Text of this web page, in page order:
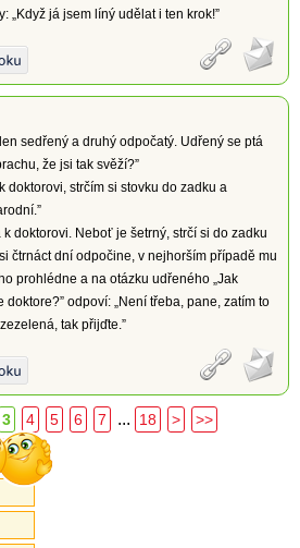
„Když já jsem líný udělat i ten krok!”
sedřený a druhý odpočatý. Udřený se ptá
že jsi tak svěží?”
doktorovi, strčím si stovku do zadku a
doktorovi. Neboť je šetrný, strčí si do zadku
čtrnáct dní odpočine, v nejhorším případě mu
prohlédne a na otázku udřeného „Jak
odpoví: „Není třeba, pane, zatím to
tak přijďte.”
3 4 5 6 7 ... 18 > >>